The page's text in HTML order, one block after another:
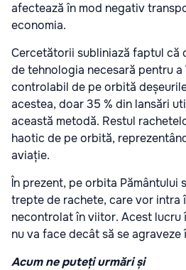
afectează în mod negativ
economia.
Cercetătorii subliniază faptul că
de tehnologia necesară pentru
controlabil de pe orbită
acestea, doar 35 % din lansări
această metodă. Restul
haotic de pe orbită,
aviație.
În prezent, pe orbita Pământului
trepte de rachete, care vor intra
necontrolat în viitor. Acest lucru
nu va face decât să se
Acum ne puteți urmări și